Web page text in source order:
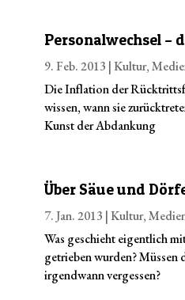
Personalwechsel –
9. Feb. 2013 |Kultur,
Die Inflation der
wissen, wann sie
Kunst der Abdankung
Über Säue und
7. Jan. 2013 |Kultur,
Was geschieht eigentlich
getrieben wurden? Müssen
irgendwann vergessen?